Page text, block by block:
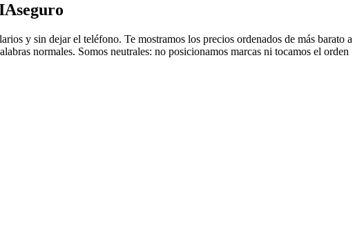
y sin dejar el teléfono. Te mostramos los precios ordenados de más barato a
normales. Somos neutrales: no posicionamos marcas ni tocamos el orden